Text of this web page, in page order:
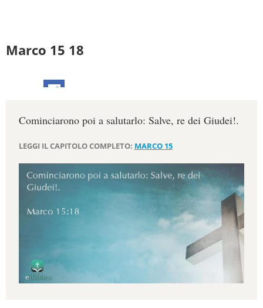
Marco 15 18
Cominciarono poi a salutarlo: Salve, re dei Giudei!.
LEGGI IL CAPITOLO COMPLETO: MARCO 15